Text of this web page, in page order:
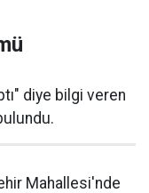
diye bilgi veren
Mahallesi'nde